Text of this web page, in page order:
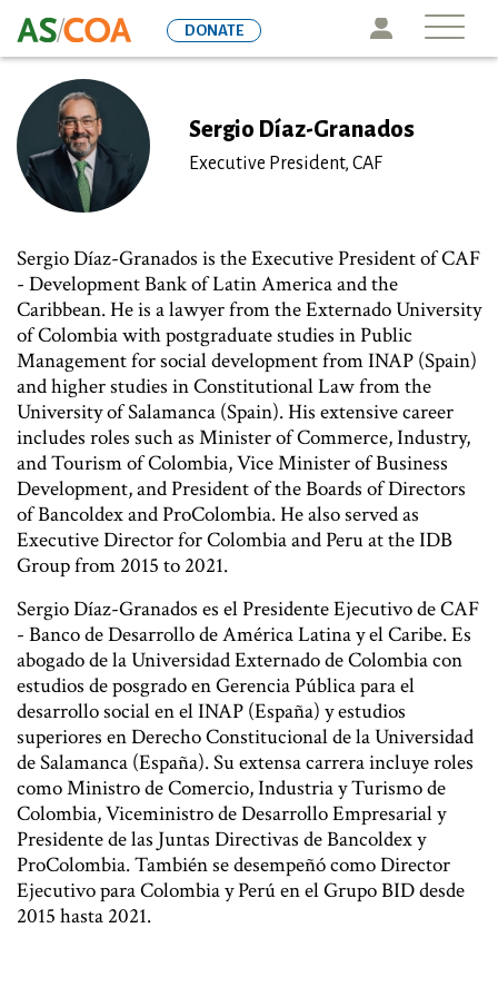
to
Icon
DONATE
Sergio Díaz-Granados
Executive President, CAF
Sergio Díaz-Granados is the Executive President of CAF
- Development Bank of Latin America and the
Caribbean. He is a lawyer from the Externado University
of Colombia with postgraduate studies in Public
Management for social development from INAP (Spain)
and higher studies in Constitutional Law from the
University of Salamanca (Spain). His extensive career
includes roles such as Minister of Commerce, Industry,
and Tourism of Colombia, Vice Minister of Business
Development, and President of the Boards of Directors
of Bancoldex and ProColombia. He also served as
Executive Director for Colombia and Peru at the IDB
Group from 2015 to 2021.
Sergio Díaz-Granados es el Presidente Ejecutivo de CAF
- Banco de Desarrollo de América Latina y el Caribe. Es
abogado de la Universidad Externado de Colombia con
estudios de posgrado en Gerencia Pública para el
desarrollo social en el INAP (España) y estudios
superiores en Derecho Constitucional de la Universidad
de Salamanca (España). Su extensa carrera incluye roles
como Ministro de Comercio, Industria y Turismo de
Colombia, Viceministro de Desarrollo Empresarial y
Presidente de las Juntas Directivas de Bancoldex y
ProColombia. También se desempeñó como Director
Ejecutivo para Colombia y Perú en el Grupo BID desde
2015 hasta 2021.